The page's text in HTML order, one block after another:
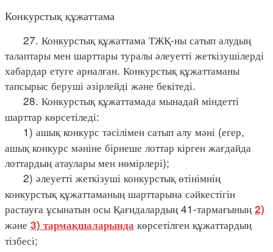
Конкурстық құжаттама
27. Конкурстық құжаттама ТЖҚ-ны сатып алудың
талаптары мен шарттары туралы әлеуетті жеткізушілерді
хабардар етуге арналған. Конкурстық құжаттаманы
тапсырыс беруші әзірлейді және бекітеді.
28. Конкурстық құжаттамада мынадай міндетті
шарттар көрсетіледі:
1) ашық конкурс тәсілімен сатып алу мәні (егер,
ашық конкурс мәніне бірнеше лоттар кірген жағдайда
лоттардың атаулары мен нөмірлері);
2) әлеуетті жеткізуші конкурстық өтінімнің
конкурстық құжаттаманың шарттарына сәйкестігін
растауға ұсынатын осы Қағидалардың 41-тармағының 2)
және 3) тармақшаларында көрсетілген құжаттардың
тізбесі;